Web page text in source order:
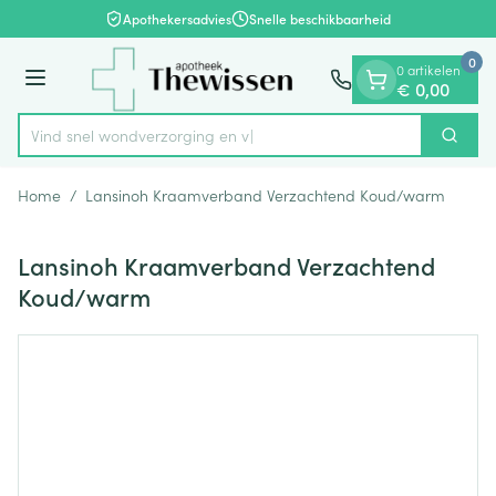
Ga naar de inhoudApothekersadvies Snelle beschikbaarheid
Menu
Product, merk, categorie...
Vind snel wondverzorg Zoek
0 artikelen
€ 0,00
0
Home / Lansinoh Kraamverband Verzachtend Koud/warm
Lansinoh Kraamverband Verzachtend
Koud/warm